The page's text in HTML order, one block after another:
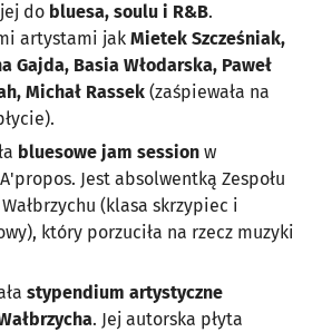
do bluesa, soulu i R&B.
artystami jak Mietek Szcześniak,
Gajda, Basia Włodarska, Paweł
Michał Rassek (zaśpiewała na
bluesowe jam session w
Jest absolwentką Zespołu
Wałbrzychu (klasa skrzypiec i
który porzuciła na rzecz muzyki
stypendium artystyczne
. Jej autorska płyta